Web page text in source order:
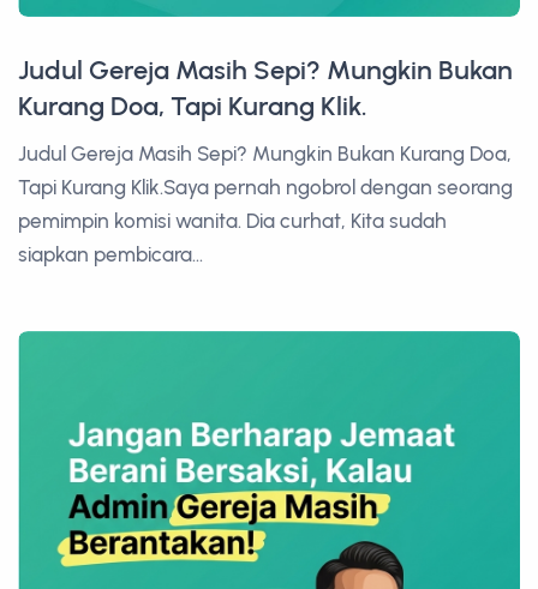
Judul Gereja Masih Sepi? Mungkin Bukan
Kurang Doa, Tapi Kurang Klik.
Judul Gereja Masih Sepi? Mungkin Bukan Kurang Doa,
Tapi Kurang Klik.Saya pernah ngobrol dengan seorang
pemimpin komisi wanita. Dia curhat, Kita sudah
siapkan pembicara...